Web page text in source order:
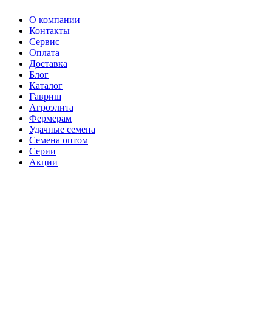
О компании
Контакты
Сервис
Оплата
Доставка
Блог
Каталог
Гавриш
Агроэлита
Фермерам
Удачные семена
Семена оптом
Серии
Акции